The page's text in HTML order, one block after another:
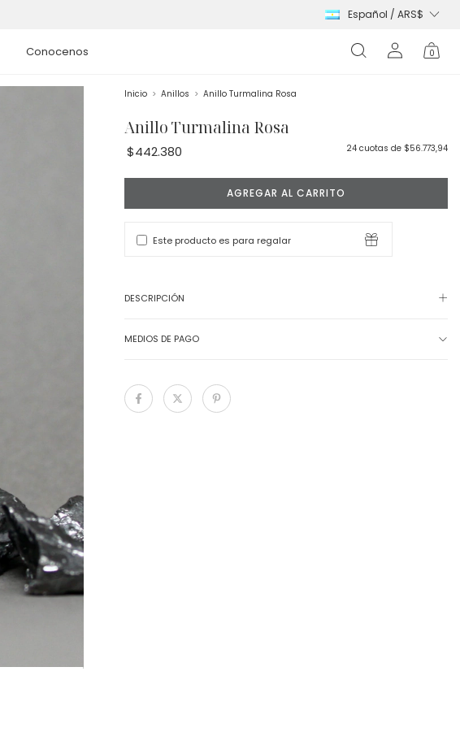
Conocenos 0
Inicio > Anillos > Anillo Turmalina Rosa
Anillo Turmalina Rosa
$442.380 24 cuotas de $56.773,94
Este producto es para regalar
DESCRIPCIÓN
MEDIOS DE PAGO